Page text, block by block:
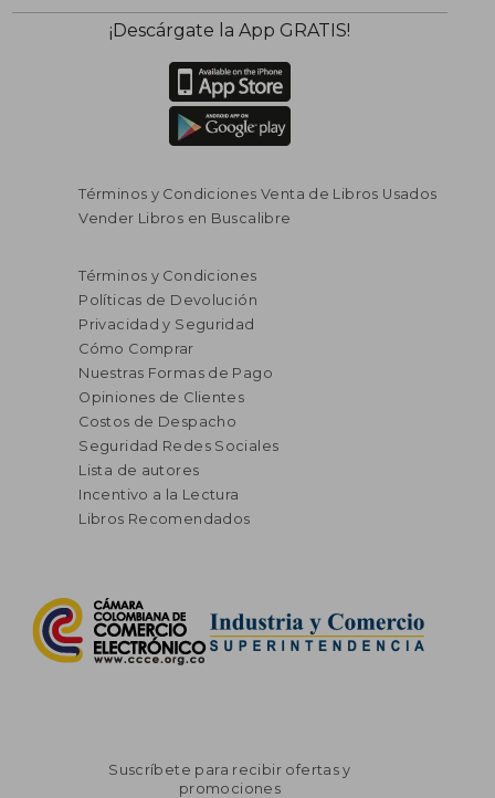
¡Descárgate la App GRATIS!
Términos y Condiciones Venta de Libros Usados
Vender Libros en Buscalibre
Términos y Condiciones
Políticas de Devolución
Privacidad y Seguridad
Cómo Comprar
Nuestras Formas de Pago
Opiniones de Clientes
Costos de Despacho
Seguridad Redes Sociales
Lista de autores
Incentivo a la Lectura
Libros Recomendados
Suscríbete para recibir ofertas y
promociones